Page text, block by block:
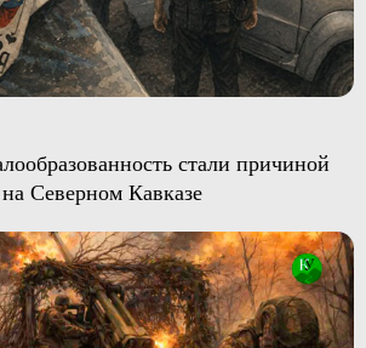
стали причиной
Северном Кавказе